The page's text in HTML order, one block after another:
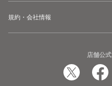
規約・会社情報
店舗公